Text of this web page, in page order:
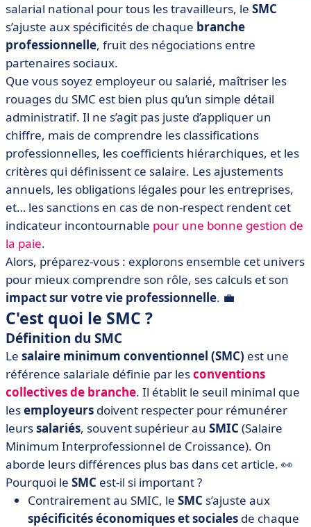
• Comment calculer le SMC ?
• Quelles sont les sanctions en cas de non-respect du
SMC ?
• Que retenir sur le salaire minimal conventionnel ?
salarial national pour tous les travailleurs, le SMC
s’ajuste aux spécificités de chaque branche
professionnelle, fruit des négociations entre
partenaires sociaux.
Que vous soyez employeur ou salarié, maîtriser les
rouages du SMC est bien plus qu’un simple détail
administratif. Il ne s’agit pas juste d’appliquer un
chiffre, mais de comprendre les classifications
professionnelles, les coefficients hiérarchiques, et les
critères qui définissent ce salaire. Les ajustements
annuels, les obligations légales pour les entreprises,
et… les sanctions en cas de non-respect rendent cet
indicateur incontournable pour une bonne gestion de
la paie.
Alors, préparez-vous : explorons ensemble cet univers
pour mieux comprendre son rôle, ses calculs et son
impact sur votre vie professionnelle. 💼
C'est quoi le SMC ?
Définition du SMC
Le salaire minimum conventionnel (SMC) est une
référence salariale définie par lesconventions
collectives de branche. Il établit le seuil minimal que
lesemployeurs doivent respecter pour rémunérer
leurssalariés, souvent supérieur au SMIC (Salaire
Minimum Interprofessionnel de Croissance). On
aborde leurs différences plus bas dans cet article. 👀
Pourquoi le SMC est-il si important ?
Contrairement au SMIC, le SMC s’ajuste aux
spécificités économiques et sociales de chaque